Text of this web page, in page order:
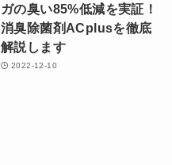
ガの臭い85%低減を実証！
消臭除菌剤ACplusを徹底
解説します
2022-12-10